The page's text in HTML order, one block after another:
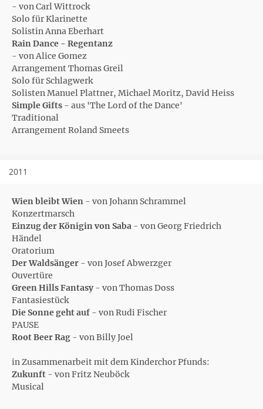
- von Carl Wittrock
Solo für Klarinette
Solistin Anna Eberhart
Rain Dance - Regentanz
- von Alice Gomez
Arrangement Thomas Greil
Solo für Schlagwerk
Solisten Manuel Plattner, Michael Moritz, David Heiss
Simple Gifts - aus 'The Lord of the Dance'
Traditional
Arrangement Roland Smeets
2011
Wien bleibt Wien - von Johann Schrammel
Konzertmarsch
Einzug der Königin von Saba - von Georg Friedrich
Händel
Oratorium
Der Waldsänger - von Josef Abwerzger
Ouvertüre
Green Hills Fantasy- von Thomas Doss
Fantasiestück
Die Sonne geht auf - von Rudi Fischer
PAUSE
Root Beer Rag - von Billy Joel
in Zusammenarbeit mit dem Kinderchor Pfunds:
Zukunft - von Fritz Neuböck
Musical